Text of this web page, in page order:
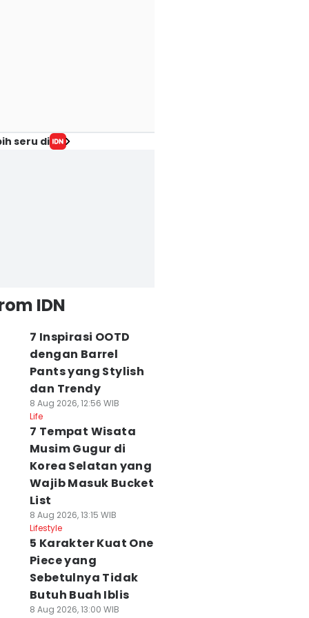
seru di
IDN
7 Inspirasi OOTD
dengan Barrel
Pants yang Stylish
dan Trendy
8 Aug 2026, 12:56 WIB
Life
7 Tempat Wisata
Musim Gugur di
Korea Selatan yang
Wajib Masuk Bucket
List
8 Aug 2026, 13:15 WIB
Lifestyle
5 Karakter Kuat One
Piece yang
Sebetulnya Tidak
Butuh Buah Iblis
8 Aug 2026, 13:00 WIB